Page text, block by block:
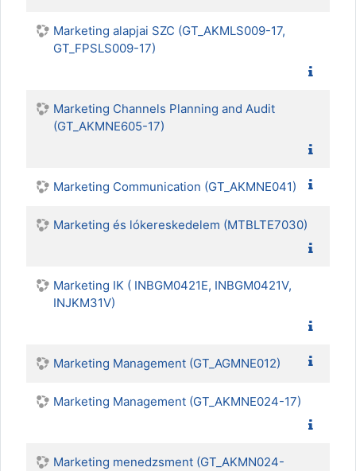
Marketing alapjai SZC (GT_AKMLS009-17,
GT_FPSLS009-17)
Marketing Channels Planning and Audit
(GT_AKMNE605-17)
Marketing Communication (GT_AKMNE041)
Marketing és lókereskedelem (MTBLTE7030)
Marketing IK ( INBGM0421E, INBGM0421V,
INJKM31V)
Marketing Management (GT_AGMNE012)
Marketing Management (GT_AKMNE024-17)
Marketing menedzsment (GT_AKMN024-